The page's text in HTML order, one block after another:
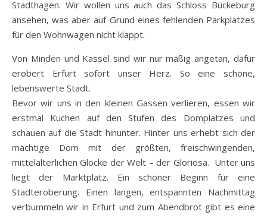
Stadthagen. Wir wollen uns auch das Schloss Bückeburg
ansehen, was aber auf Grund eines fehlenden Parkplatzes
für den Wohnwagen nicht klappt.
Von Minden und Kassel sind wir nur mäßig angetan, dafür
erobert Erfurt sofort unser Herz. So eine schöne,
lebenswerte Stadt.
Bevor wir uns in den kleinen Gassen verlieren, essen wir
erstmal Kuchen auf den Stufen des Domplatzes und
schauen auf die Stadt hinunter. Hinter uns erhebt sich der
mächtige Dom mit der größten, freischwingenden,
mittelalterlichen Glocke der Welt – der Gloriosa. Unter uns
liegt der Marktplatz. Ein schöner Beginn für eine
Stadteroberung. Einen langen, entspannten Nachmittag
verbummeln wir in Erfurt und zum Abendbrot gibt es eine